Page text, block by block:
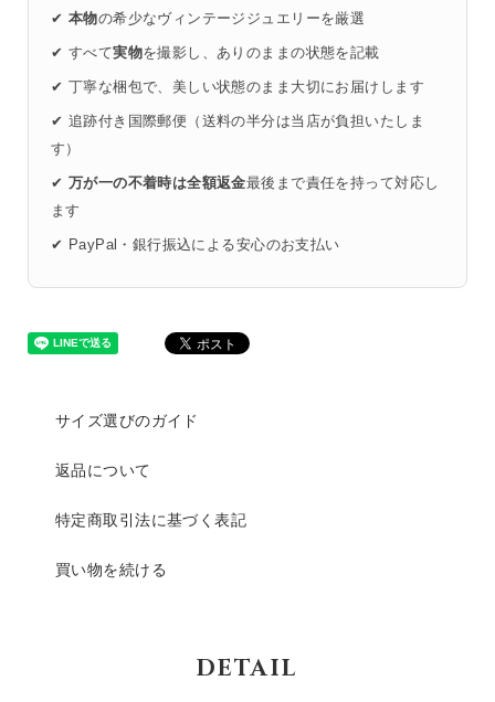
✔ 本物の希少なヴィンテージジュエリーを厳選
✔ すべて実物を撮影し、ありのままの状態を記載
✔ 丁寧な梱包で、美しい状態のまま大切にお届けします
✔ 追跡付き国際郵便（送料の半分は当店が負担いたしま
す）
✔ 万が一の不着時は全額返金最後まで責任を持って対応し
ます
✔ PayPal・銀行振込による安心のお支払い
サイズ選びのガイド
返品について
特定商取引法に基づく表記
買い物を続ける
DETAIL